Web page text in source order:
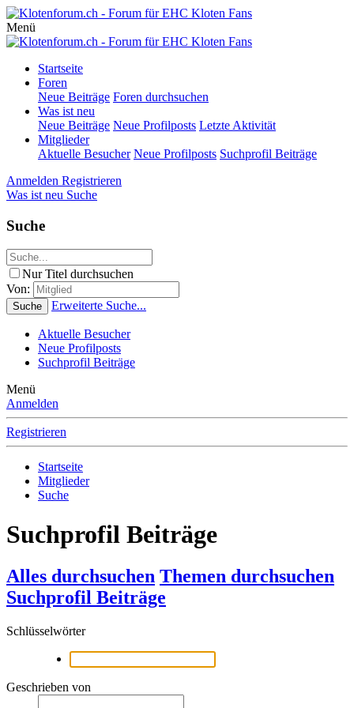
Menü
Startseite
Foren
Neue Beiträge Foren durchsuchen
Was ist neu
Neue Beiträge Neue Profilposts Letzte Aktivität
Mitglieder
Aktuelle Besucher Neue Profilposts Suchprofil Beiträge
Anmelden Registrieren
Was ist neu Suche
Suche
Nur Titel durchsuchen
Von:
Suche Erweiterte Suche...
Aktuelle Besucher
Neue Profilposts
Suchprofil Beiträge
Menü
Anmelden
Registrieren
Startseite
Mitglieder
Suche
Suchprofil Beiträge
Alles durchsuchen Themen durchsuchen
Suchprofil Beiträge
Schlüsselwörter
Geschrieben von